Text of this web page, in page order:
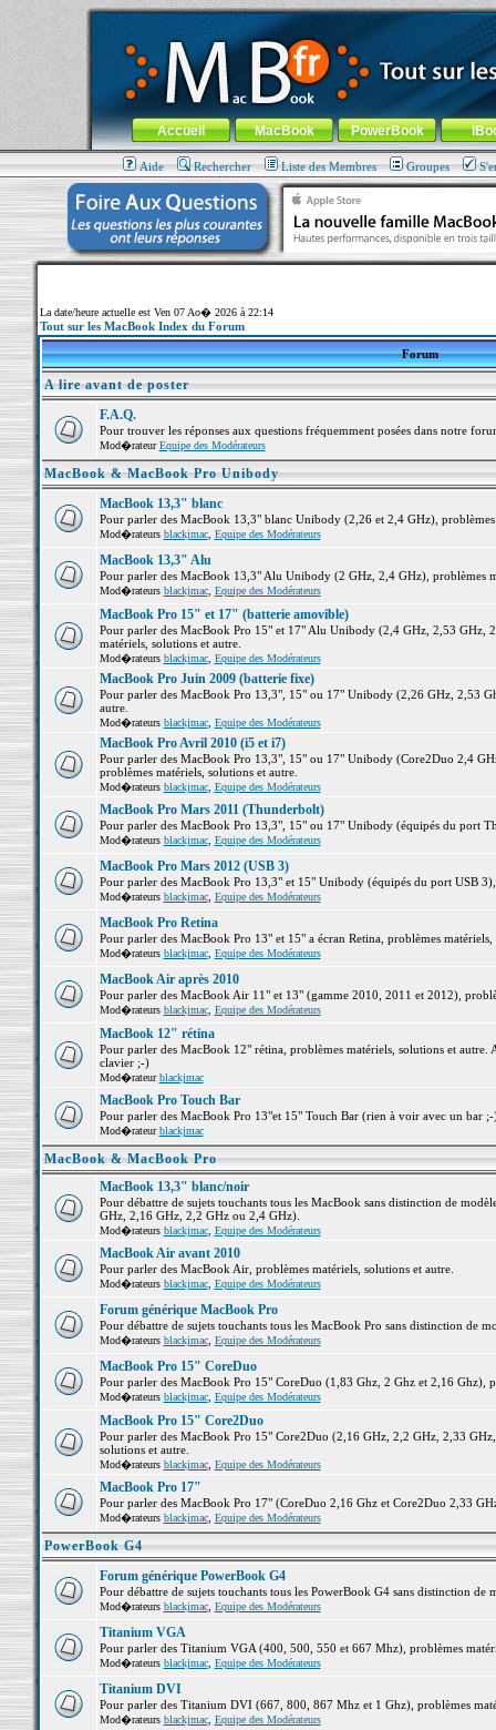
MacBook-fr.com : 100% Apple... 100% nomade !
Aller au contenu-Aller au menu général-Aller au menu de
Menu général
Accueil MacBook PowerBook
Aide Rechercher Liste des Membres Groupes
La date/heure actuelle est Ven 07 Ao� 2026 à 22:14
Tout sur les MacBook Index du Forum
Forum
A lire avant de poster
F.A.Q.
Pour trouver les réponses aux questions fréquemment posées dans notre
Mod�rateurEquipe des Modérateurs
MacBook & MacBook Pro Unibody
MacBook 13,3" blanc
Pour parler des MacBook 13,3" blanc Unibody (2,26 et 2,4 GHz),
Mod�rateurs blackjmac, Equipe des Modérateurs
MacBook 13,3" Alu
Pour parler des MacBook 13,3" Alu Unibody (2 GHz, 2,4 GHz), problèmes
Mod�rateurs blackjmac, Equipe des Modérateurs
MacBook Pro 15" et 17" (batterie amovible)
Pour parler des MacBook Pro 15" et 17" Alu Unibody (2,4 GHz, 2,53 GHz,
matériels, solutions et autre.
Mod�rateurs blackjmac, Equipe des Modérateurs
MacBook Pro Juin 2009 (batterie fixe)
Pour parler des MacBook Pro 13,3", 15" ou 17" Unibody (2,26 GHz, 2,53
autre.
Mod�rateurs blackjmac, Equipe des Modérateurs
MacBook Pro Avril 2010 (i5 et i7)
Pour parler des MacBook Pro 13,3", 15" ou 17" Unibody (Core2Duo 2,4
problèmes matériels, solutions et autre.
Mod�rateurs blackjmac, Equipe des Modérateurs
MacBook Pro Mars 2011 (Thunderbolt)
Pour parler des MacBook Pro 13,3", 15" ou 17" Unibody (équipés du port
Mod�rateurs blackjmac, Equipe des Modérateurs
MacBook Pro Mars 2012 (USB 3)
Pour parler des MacBook Pro 13,3" et 15" Unibody (équipés du port USB
Mod�rateurs blackjmac, Equipe des Modérateurs
MacBook Pro Retina
Pour parler des MacBook Pro 13" et 15" a écran Retina, problèmes matériels,
Mod�rateurs blackjmac, Equipe des Modérateurs
MacBook Air après 2010
Pour parler des MacBook Air 11" et 13" (gamme 2010, 2011 et 2012),
Mod�rateurs blackjmac, Equipe des Modérateurs
MacBook 12" rétina
Pour parler des MacBook 12" rétina, problèmes matériels, solutions et
clavier ;-)
Mod�rateurblackjmac
MacBook Pro Touch Bar
Pour parler des MacBook Pro 13"et 15" Touch Bar (rien à voir avec un bar
Mod�rateurblackjmac
MacBook & MacBook Pro
MacBook 13,3" blanc/noir
Pour débattre de sujets touchants tous les MacBook sans distinction de
GHz, 2,16 GHz, 2,2 GHz ou 2,4 GHz).
Mod�rateurs blackjmac, Equipe des Modérateurs
MacBook Air avant 2010
Pour parler des MacBook Air, problèmes matériels, solutions et autre.
Mod�rateurs blackjmac, Equipe des Modérateurs
Forum générique MacBook Pro
Pour débattre de sujets touchants tous les MacBook Pro sans distinction de
Mod�rateurs blackjmac, Equipe des Modérateurs
MacBook Pro 15" CoreDuo
Pour parler des MacBook Pro 15" CoreDuo (1,83 Ghz, 2 Ghz et 2,16 Ghz),
Mod�rateurs blackjmac, Equipe des Modérateurs
MacBook Pro 15" Core2Duo
Pour parler des MacBook Pro 15" Core2Duo (2,16 GHz, 2,2 GHz, 2,33
solutions et autre.
Mod�rateurs blackjmac, Equipe des Modérateurs
MacBook Pro 17"
Pour parler des MacBook Pro 17" (CoreDuo 2,16 Ghz et Core2Duo 2,33
Mod�rateurs blackjmac, Equipe des Modérateurs
PowerBook G4
Forum générique PowerBook G4
Pour débattre de sujets touchants tous les PowerBook G4 sans distinction de
Mod�rateurs blackjmac, Equipe des Modérateurs
Titanium VGA
Pour parler des Titanium VGA (400, 500, 550 et 667 Mhz), problèmes
Mod�rateurs blackjmac, Equipe des Modérateurs
Titanium DVI
Pour parler des Titanium DVI (667, 800, 867 Mhz et 1 Ghz), problèmes
Mod�rateurs blackjmac, Equipe des Modérateurs